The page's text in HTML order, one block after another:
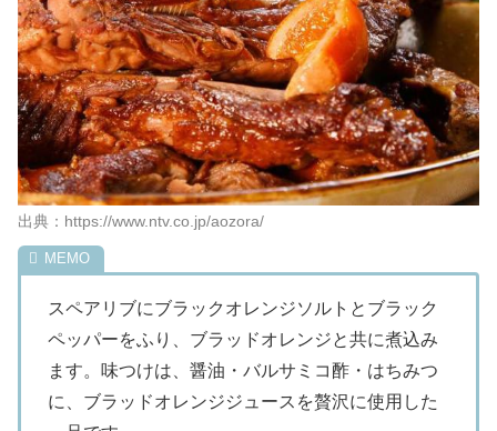
出典：https://www.ntv.co.jp/aozora/
スペアリブにブラックオレンジソルトとブラック
ペッパーをふり、ブラッドオレンジと共に煮込み
ます。味つけは、醤油・バルサミコ酢・はちみつ
に、ブラッドオレンジジュースを贅沢に使用した